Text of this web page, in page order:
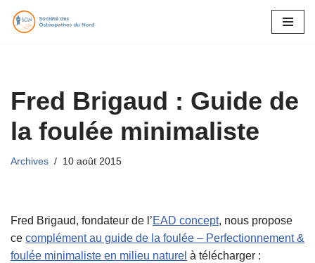
Fred Brigaud : Guide de
la foulée minimaliste
Archives 10 août 2015
Fred Brigaud, fondateur de l’EAD concept, nous propose
ce complément au guide de la foulée – Perfectionnement &
foulée minimaliste en milieu naturel à télécharger :